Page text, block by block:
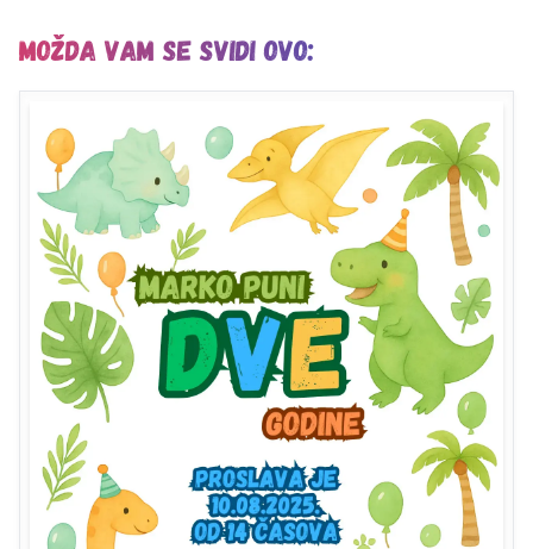
Možda vam se svidi ovo: